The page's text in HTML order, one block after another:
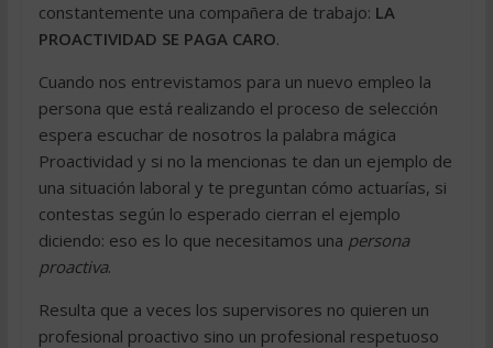
constantemente una compañera de trabajo: LA
PROACTIVIDAD SE PAGA CARO.
Cuando nos entrevistamos para un nuevo empleo la
persona que está realizando el proceso de selección
espera escuchar de nosotros la palabra mágica
Proactividad y si no la mencionas te dan un ejemplo de
una situación laboral y te preguntan cómo actuarías, si
contestas según lo esperado cierran el ejemplo
diciendo: eso es lo que necesitamos una persona
proactiva.
Resulta que a veces los supervisores no quieren un
profesional proactivo sino un profesional respetuoso